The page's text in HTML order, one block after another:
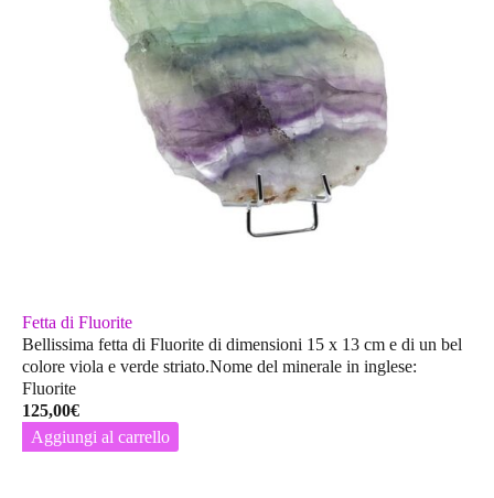
Fetta di Fluorite
Bellissima fetta di Fluorite di dimensioni 15 x 13 cm e di un bel
colore viola e verde striato.Nome del minerale in inglese:
Fluorite
125,00€
Aggiungi al carrello